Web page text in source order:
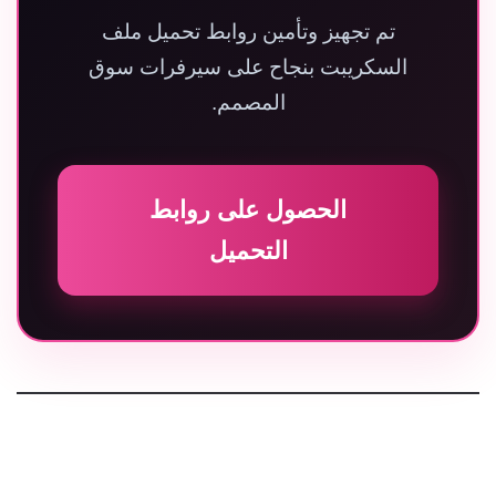
تم تجهيز وتأمين روابط تحميل ملف
السكريبت بنجاح على سيرفرات سوق
المصمم.
الحصول على روابط
التحميل